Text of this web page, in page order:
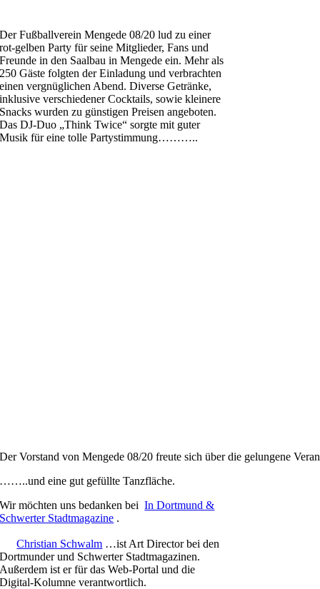
Der Fußballverein Mengede 08/20 lud zu einer
rot-gelben Party für seine Mitglieder, Fans und
Freunde in den Saalbau in Mengede ein. Mehr als
250 Gäste folgten der Einladung und verbrachten
einen vergnüglichen Abend. Diverse Getränke,
inklusive verschiedener Cocktails, sowie kleinere
Snacks wurden zu günstigen Preisen angeboten.
Das DJ-Duo „Think Twice“ sorgte mit guter
Musik für eine tolle Partystimmung………..
Der Vorstand von Mengede 08/20 freute sich über die gelungene
……..und eine gut gefüllte Tanzfläche.
Wir möchten uns bedanken beiIn Dortmund &
Schwerter Stadtmagazine .
Christian Schwalm …ist Art Director bei den
Dortmunder und Schwerter Stadtmagazinen.
Außerdem ist er für das Web-Portal und die
Digital-Kolumne verantwortlich.